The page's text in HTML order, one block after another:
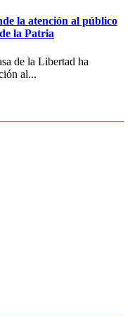
la atención al público
la Patria
de la Libertad ha
al...